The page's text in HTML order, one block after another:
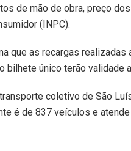
de mão de obra, preço
(INPC).
que as recargas
bilhete único terão validade
coletivo de São
é de 837 veículos e